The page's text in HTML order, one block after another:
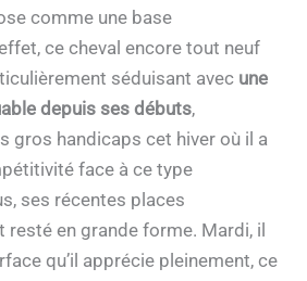
comme une base
ce cheval encore tout neuf
séduisant avec une
depuis ses débuts,
gros handicaps cet hiver où il a
face à ce type
ses récentes places
resté en grande forme. Mardi, il
qu’il apprécie pleinement, ce